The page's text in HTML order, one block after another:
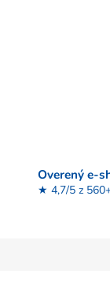
Overený e-
★ 4,7/5 z